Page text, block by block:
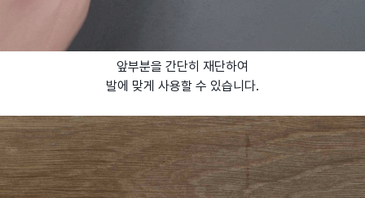
앞부분을 간단히 재단하여
발에 맞게 사용할 수 있습니다.